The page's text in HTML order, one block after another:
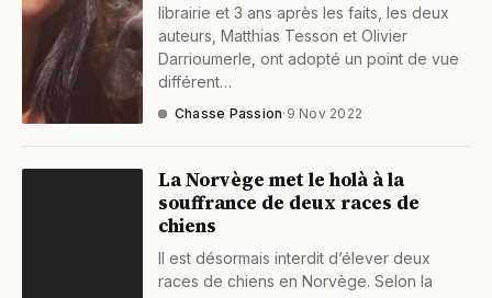
librairie et 3 ans après les faits, les deux
auteurs, Matthias Tesson et Olivier
Darrioumerle, ont adopté un point de vue
différent…
Chasse Passion· 9 Nov 2022
La Norvège met le holà à la
souffrance de deux races de
chiens
Il est désormais interdit d’élever deux
races de chiens en Norvège. Selon la